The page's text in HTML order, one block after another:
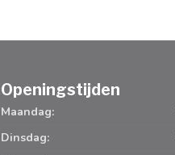
Openingstijden
Maandag:
Dinsdag: